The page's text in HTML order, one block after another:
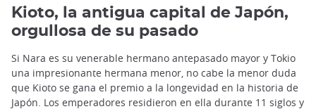
Kioto, la antigua capital de Japón,
orgullosa de su pasado
Si Nara es su venerable hermano antepasado mayor y Tokio
una impresionante hermana menor, no cabe la menor duda
que Kioto se gana el premio a la longevidad en la historia de
Japón. Los emperadores residieron en ella durante 11 siglos y